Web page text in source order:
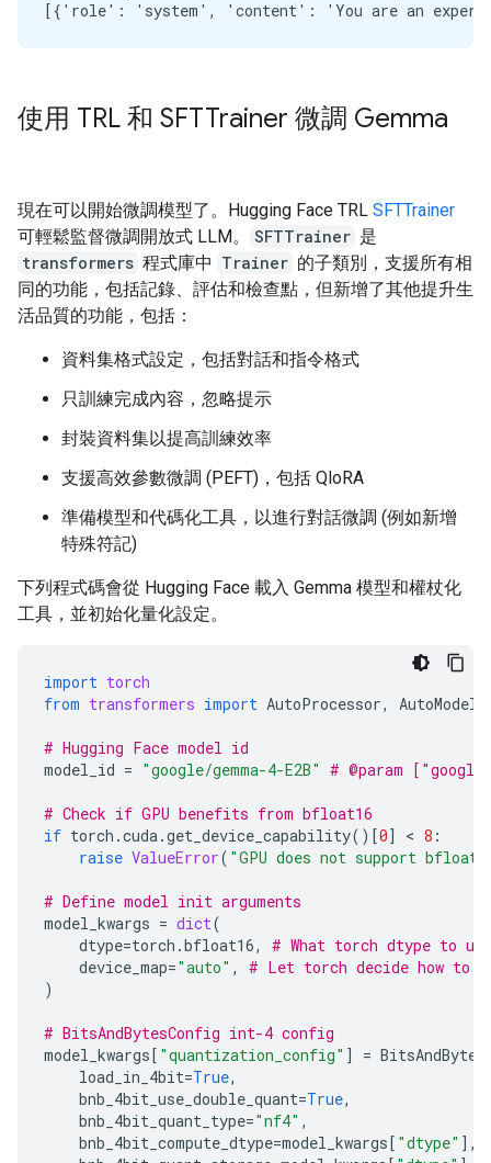
使用 TRL 和 SFTTrainer 微調 Gemma
現在可以開始微調模型了。Hugging Face TRL SFTTrainer
可輕鬆監督微調開放式 LLM。
SFTTrainer 是
transformers 程式庫中 Trainer 的子類別，支援所有相
同的功能，包括記錄、評估和檢查點，但新增了其他提升生
活品質的功能，包括：
資料集格式設定，包括對話和指令格式
只訓練完成內容，忽略提示
封裝資料集以提高訓練效率
支援高效參數微調 (PEFT)，包括 QloRA
準備模型和代碼化工具，以進行對話微調 (例如新增
特殊符記)
下列程式碼會從 Hugging Face 載入 Gemma 模型和權杖化
工具，並初始化量化設定。
import torch
from transformers import AutoProcessor,
# Hugging Face model id
model_id = "google/gemma-4-E2B" # @param
# Check if GPU benefits from bfloat16
if torch .cuda.get_device_capability()[0] < 8 :
raise ValueError( "GPU does not support
# Define model init arguments
model_kwargs = dict(
dtype=torch .bfloat16,
# What torch dtype to
device_map="auto" ,
# Let torch decide how to
)
# BitsAndBytesConfig int-4 config
model_kwargs[ "quantization_config" ] =
load_in_4bit=True,
bnb_4bit_use_double_quant=True,
bnb_4bit_quant_type="nf4" ,
bnb_4bit_compute_dtype=model_kwargs[ "dtype" ],